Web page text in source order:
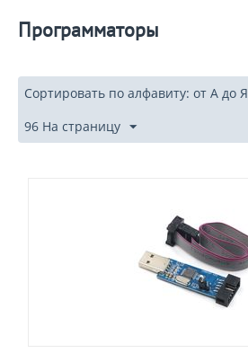
Программаторы
Сортировать по алфавиту: от А до Я
96 На страницу